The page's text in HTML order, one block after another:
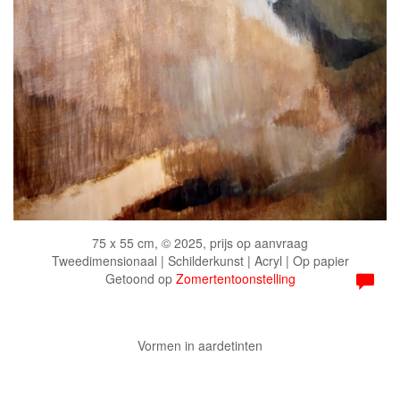
75 x 55 cm, © 2025, prijs op aanvraag
Tweedimensionaal | Schilderkunst | Acryl | Op papier
Getoond op Zomertentoonstelling
Vormen in aardetinten